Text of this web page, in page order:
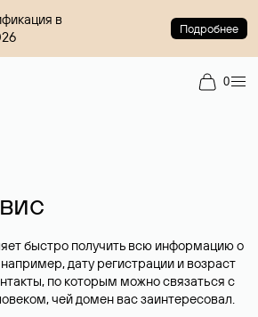
в
Подробнее
0
быстро получить всю информацию о
дату регистрации и возраст
по которым можно связаться с
чей домен вас заинтересовал.